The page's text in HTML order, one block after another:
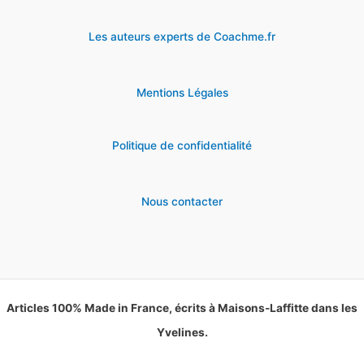
Les auteurs experts de Coachme.fr
Mentions Légales
Politique de confidentialité
Nous contacter
Articles 100% Made in France, écrits à Maisons-Laffitte dans les
Yvelines.